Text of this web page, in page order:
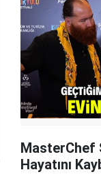
MasterChef
Hayatını